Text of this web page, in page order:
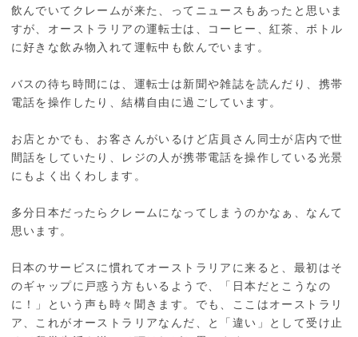
飲んでいてクレームが来た、ってニュースもあったと思いま
すが、オーストラリアの運転士は、コーヒー、紅茶、ボトル
に好きな飲み物入れて運転中も飲んでいます。
バスの待ち時間には、運転士は新聞や雑誌を読んだり、携帯
電話を操作したり、結構自由に過ごしています。
お店とかでも、お客さんがいるけど店員さん同士が店内で世
間話をしていたり、レジの人が携帯電話を操作している光景
にもよく出くわします。
多分日本だったらクレームになってしまうのかなぁ、なんて
思います。
日本のサービスに慣れてオーストラリアに来ると、最初はそ
のギャップに戸惑う方もいるようで、「日本だとこうなの
に！」という声も時々聞きます。でも、ここはオーストラリ
ア、これがオーストラリアなんだ、と「違い」として受け止